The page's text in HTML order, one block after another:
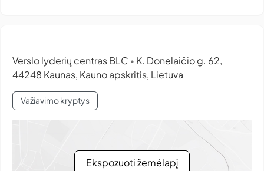
Verslo lyderių centras BLC • K. Donelaičio g. 62,
44248 Kaunas, Kauno apskritis, Lietuva
Važiavimo kryptys
Ekspozuoti žemėlapį